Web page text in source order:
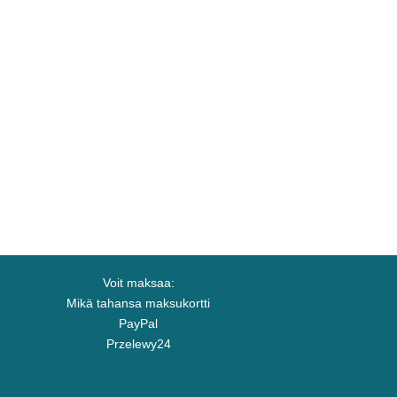
Voit maksaa:
Mikä tahansa maksukortti
PayPal
Przelewy24